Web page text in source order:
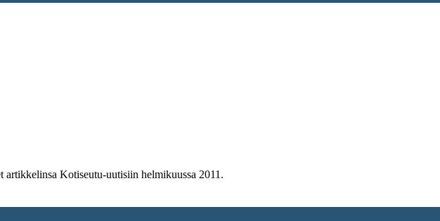
Kotiseutu-uutisiin helmikuussa 2011.